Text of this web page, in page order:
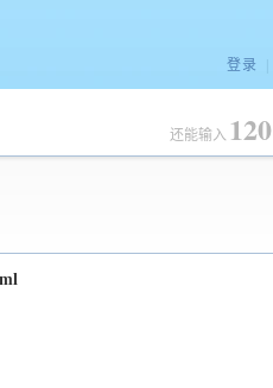
登录
还能输入 120